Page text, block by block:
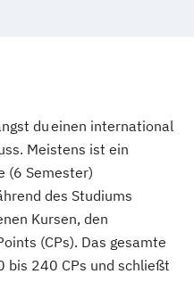
– Industrial
– Office
(DE/EN)
Strategy
Diätologie
Engineering
Engineering
du einen international
Meistens ist ein
(6 Semester)
des Studiums
Kursen, den
(CPs). Das gesamte
bis 240 CPs und schließt